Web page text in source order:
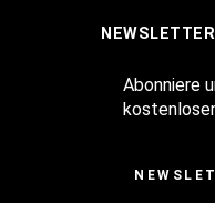
NEWSLETTER
Abonniere